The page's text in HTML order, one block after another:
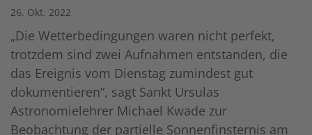
26. Okt. 2022
„Die Wetterbedingungen waren nicht perfekt,
trotzdem sind zwei Aufnahmen entstanden, die
das Ereignis vom Dienstag zumindest gut
dokumentieren“, sagt Sankt Ursulas
Astronomielehrer Michael Kwade zur
Beobachtung der partielle Sonnenfinsternis am